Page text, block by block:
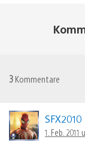
3 Kommentare
SFX2010
1. Feb. 2011